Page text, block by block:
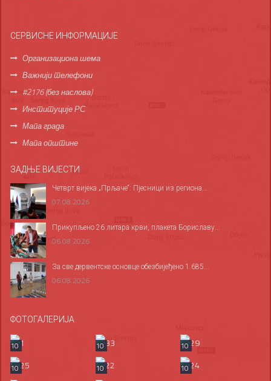
СЕРВИСНЕ ИНФОРМАЦИЈЕ
Организациона шема
Важнији телефони
#2176 (без наслова)
Институције РС
Мапа града
Мапа општине
ЗАДЊЕ ВИЈЕСТИ
Четврт вијека „Прљаче“: Пјесници из региона...
07.08.2026
Прикупљено 26 литара крви, плакета Бориславу...
06.08.2026
За све дервентске основце обезбијеђено 1.685...
06.08.2026
ФОТОГАЛЕРИЈА
10 10
10
10
10 10